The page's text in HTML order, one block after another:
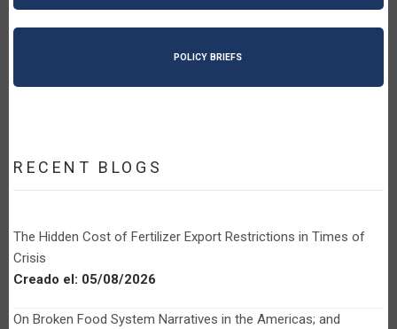
POLICY BRIEFS
RECENT BLOGS
The Hidden Cost of Fertilizer Export Restrictions in Times of
Crisis
Creado el: 05/08/2026
On Broken Food System Narratives in the Americas; and